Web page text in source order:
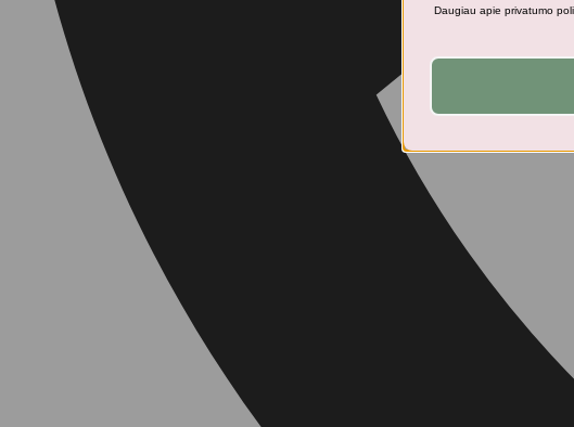
Daugiau apie privatumo